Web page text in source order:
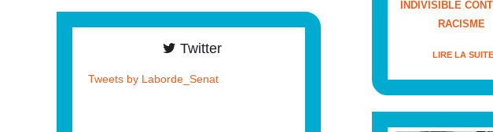
INDIVISIBLE
RACISME
LIRE LA SUITE
Twitter
Tweets by Laborde_Senat